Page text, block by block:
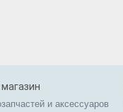
и аксессуаров